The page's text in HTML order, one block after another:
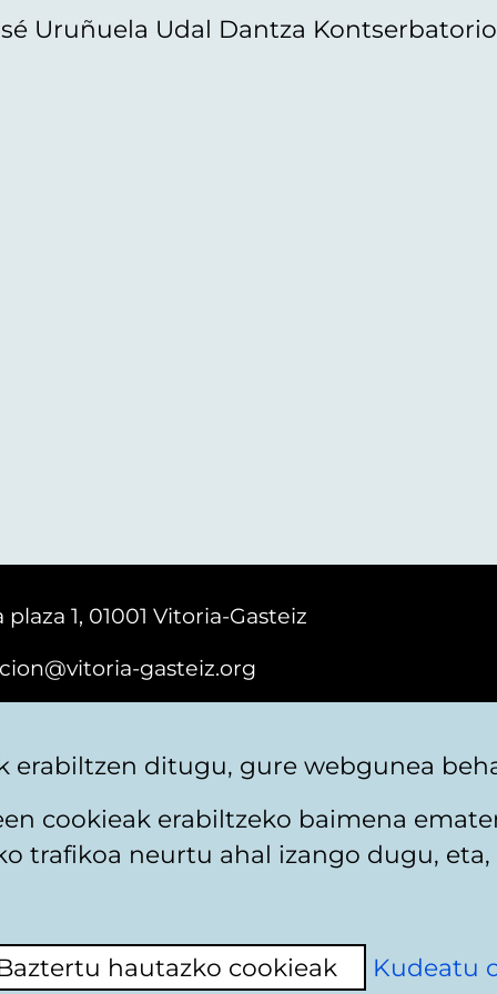
Uruñuela Udal Dantza
plaza 1, 01001 Vitoria-Gasteiz
gasteiz.org
Erabilerraztasuna
erabiltzen ditugu, gure webgunea
cookieak erabiltzeko baimena
trafikoa neurtu ahal izango dugu,
hautazko cookieak Kudeatu